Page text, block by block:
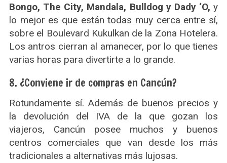
Bongo, The City, Mandala, Bulldog y Dady ‘O, y
lo mejor es que están todas muy cerca entre sí,
sobre el Boulevard Kukulkan de la Zona Hotelera.
Los antros cierran al amanecer, por lo que tienes
varias horas para divertirte a lo grande.
8. ¿Conviene ir de compras en Cancún?
Rotundamente sí. Además de buenos precios y
la devolución del IVA de la que gozan los
viajeros, Cancún posee muchos y buenos
centros comerciales que van desde los más
tradicionales a alternativas más lujosas.